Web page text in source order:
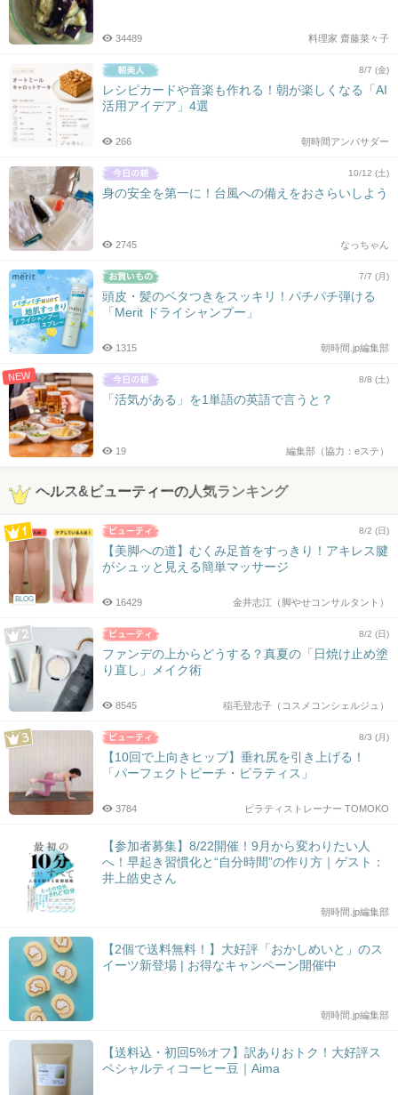
料理家 齋藤菜々子
34489
8/7 (金)
レシピカードや音楽も作れる！朝が楽しくなる「AI
活用アイデア」4選
朝時間アンバサダー
266
10/12 (土)
身の安全を第一に！台風への備えをおさらいしよう
なっちゃん
2745
7/7 (月)
頭皮・髪のベタつきをスッキリ！パチパチ弾ける
「Merit ドライシャンプー」
朝時間.jp編集部
1315
NEW 8/8 (土)
「活気がある」を1単語の英語で言うと？
編集部（協力：eステ）
19
ヘルス&ビューティーの人気ランキング
BLOG
8/2 (日)
【美脚への道】むくみ足首をすっきり！アキレス腱
がシュッと見える簡単マッサージ
金井志江（脚やせコンサルタント）
16429
8/2 (日)
ファンデの上からどうする？真夏の「日焼け止め塗
り直し」メイク術
稲毛登志子（コスメコンシェルジュ）
8545
8/3 (月)
【10回で上向きヒップ】垂れ尻を引き上げる！
「パーフェクトピーチ・ピラティス」
ピラティストレーナー TOMOKO
3784
【参加者募集】8/22開催！9月から変わりたい人
へ！早起き習慣化と“自分時間”の作り方｜ゲスト：
井上皓史さん
朝時間.jp編集部
【2個で送料無料！】大好評「おかしめいと」のス
イーツ新登場 | お得なキャンペーン開催中
朝時間.jp編集部
【送料込・初回5%オフ】訳ありおトク！大好評ス
ペシャルティコーヒー豆｜Aima